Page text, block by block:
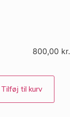
800,00 kr.
Tilføj til kurv